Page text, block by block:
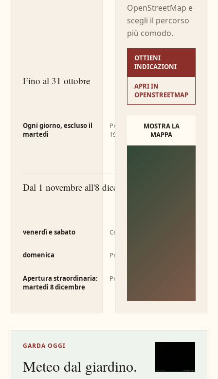
Fino al 31 ottobre
Ogni giorno, escluso il
martedì
Pranzo 12:00–14:00 · Cena
19:00–22:00
Dal 1 novembre all'8 dicembre
venerdì e sabato Cena 19:00–22:00
domenica Pranzo 12:00–14:00
Apertura straordinaria:
martedì 8 dicembre
Pranzo 12:00–14:00
OpenStreetMap e
scegli il percorso
più comodo.
OTTIENI
INDICAZIONI
APRI IN
OPENSTREETMAP
MOSTRA LA
MAPPA
GARDA OGGI
Meteo dal giardino.